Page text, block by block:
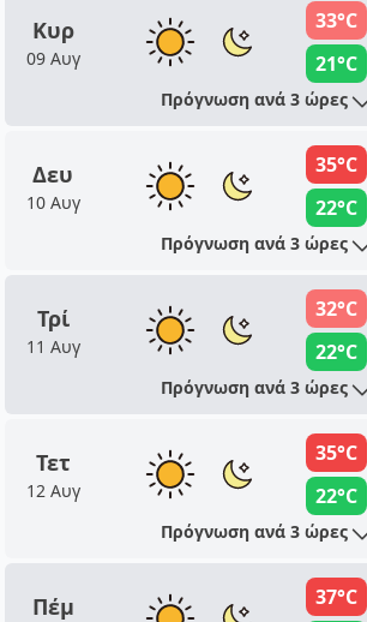
Κυρ
09 Αυγ
33°C
21°C
Πρόγνωση ανά 3 ώρες
Δευ
10 Αυγ
35°C
22°C
Πρόγνωση ανά 3 ώρες
Τρί
11 Αυγ
32°C
22°C
Πρόγνωση ανά 3 ώρες
Τετ
12 Αυγ
35°C
22°C
Πρόγνωση ανά 3 ώρες
Πέμ
37°C